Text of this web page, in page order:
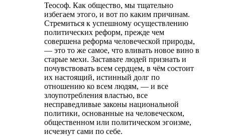
Теософ. Как общество, мы тщательно
избегаем этого, и вот по каким причинам.
Стремиться к успешному осуществлению
политических реформ, прежде чем
совершена реформа человеческой природы,
— это то же самое, что вливать новое вино в
старые мехи. Заставьте людей признать и
почувствовать всем сердцем, в чём состоит
их настоящий, истинный долг по
отношению ко всем людям, — и все
злоупотребления властью, все
несправедливые законы национальной
политики, основанные на человеческом,
общественном или политическом эгоизме,
исчезнут сами по себе.